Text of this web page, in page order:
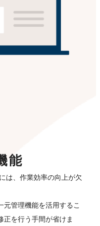
能
は、作業効率の向上が欠
元管理機能を活用するこ
正を行う手間が省けま